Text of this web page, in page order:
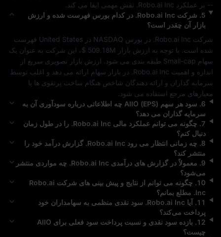
-- بر عملکرد Robo.ai Inc. نقش مهمی ایفا می‌ کند.
5
. شرکت Robo.ai Inc. در کدام بورس فهرست شده و ارزش
بازار آن چقدر است؟
شرکت Robo.ai Inc. در بورس NASDAQ در United States
شده است. با توجه به ارزش بازار
$ 509.18M
سهام Small-cap
اندازه و اهمیت Robo.ai Inc.
معیارهای مرجع استفاده می‌ شود.
6
. سود هر سهم (EPS) AIIO چه اطلاعاتی درباره سودآوری آن به
سرمایه‌ گذاران می‌ دهد؟
7
. چگونه می‌ توانم عملکرد مالی Robo.ai Inc. را در طول زمان
دنبال کنم؟
8
. چه زمانی انتظار می‌ رود Robo.ai Inc. گزارش درآمد خود را
منتشر کند؟
9
. معمولاً در گزارش‌ های درآمدی Robo.ai Inc. چه مواردی منتشر
می‌شود؟
10
. چگونه می‌ توانم از نتایج و پیش‌ بینی‌ های شرکت Robo.ai
Inc. مطلع بمانم؟
11
. آیا Robo.ai Inc. سود نقدی منظمی به سهامداران خود
پرداخت می‌کند؟
12
. بازده سود نقدی و نسبت پرداخت سود فعلی برای AIIO
چیست؟